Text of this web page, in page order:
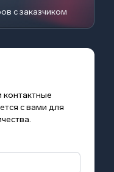
с заказчиком
контактные
с вами для